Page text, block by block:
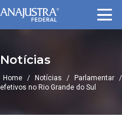
Notícias
Home / Notícias / Parlamentar /
efetivos no Rio Grande do Sul